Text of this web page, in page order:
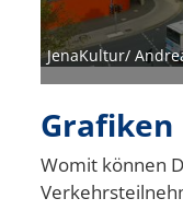
JenaKultur/
Grafiken
Womit können